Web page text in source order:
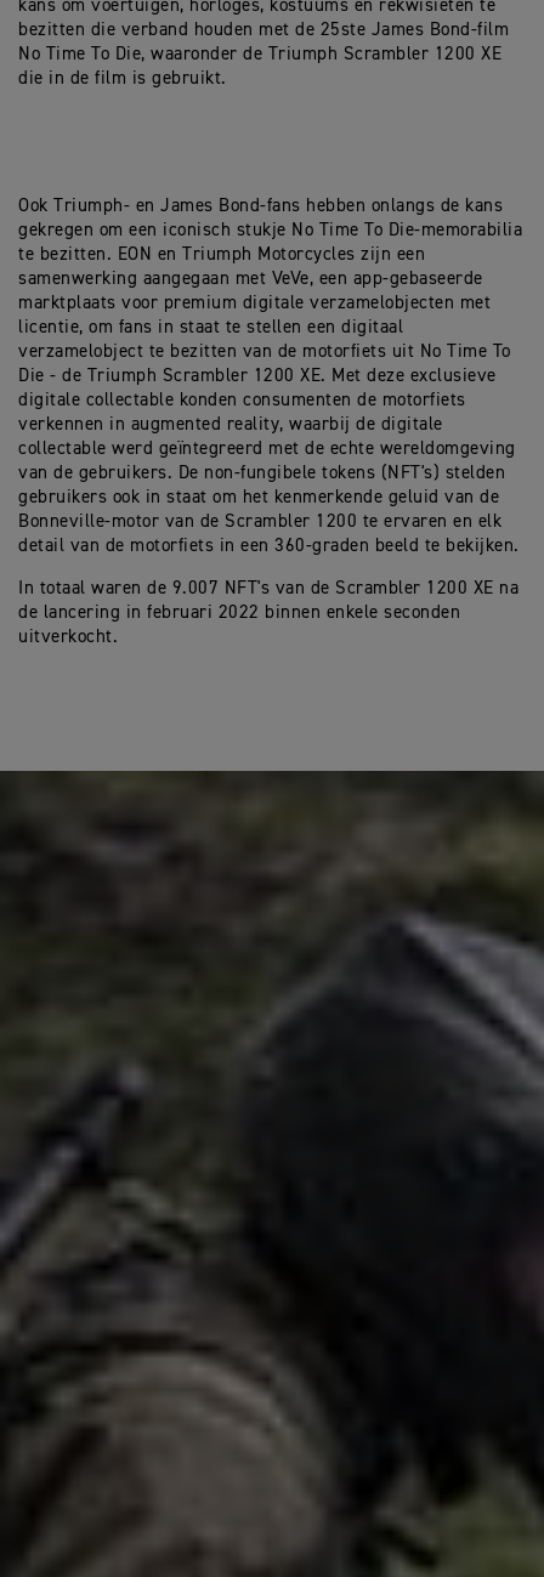
kans om voertuigen, horloges, kostuums en rekwisieten te
bezitten die verband houden met de 25ste James Bond-film
No Time To Die, waaronder de Triumph Scrambler 1200 XE
die in de film is gebruikt.
Ook Triumph- en James Bond-fans hebben onlangs de kans
gekregen om een iconisch stukje No Time To Die-memorabilia
te bezitten. EON en Triumph Motorcycles zijn een
samenwerking aangegaan met VeVe, een app-gebaseerde
marktplaats voor premium digitale verzamelobjecten met
licentie, om fans in staat te stellen een digitaal
verzamelobject te bezitten van de motorfiets uit No Time To
Die - de Triumph Scrambler 1200 XE. Met deze exclusieve
digitale collectable konden consumenten de motorfiets
verkennen in augmented reality, waarbij de digitale
collectable werd geïntegreerd met de echte wereldomgeving
van de gebruikers. De non-fungibele tokens (NFT's) stelden
gebruikers ook in staat om het kenmerkende geluid van de
Bonneville-motor van de Scrambler 1200 te ervaren en elk
detail van de motorfiets in een 360-graden beeld te bekijken.
In totaal waren de 9.007 NFT's van de Scrambler 1200 XE na
de lancering in februari 2022 binnen enkele seconden
uitverkocht.